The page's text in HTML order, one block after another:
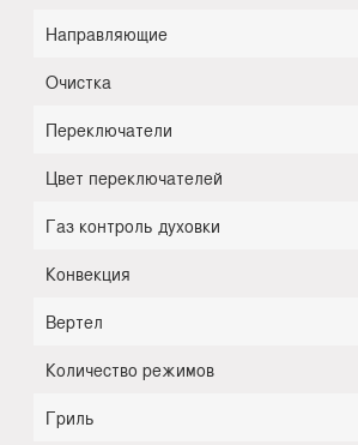
Направляющие
Очистка
Переключатели
Цвет переключателей
Газ контроль духовки
Конвекция
Вертел
Количество режимов
Гриль